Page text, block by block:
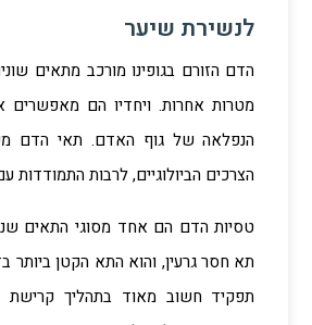
לנשירת שיער
הדם הזורם בגופינו מורכב מתאים
מטרות אחרות. ויחדיו הם מאפשרים
הנפלאה של גוף האדם. תאי הדם
הצרכים הביולוגיים, לרבות התמודדות
טסיות הדם הם אחד מסוגי התאים
תא חסר גרעין, והוא התא הקטן ביותר
תפקיד חשוב מאוד בתהליך